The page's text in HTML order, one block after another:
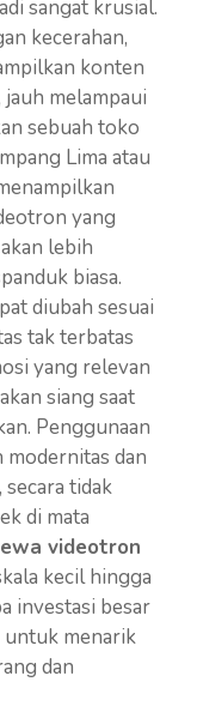
sangat krusial.
kecerahan,
konten
melampaui
sebuah toko
Lima atau
yang
lebih
biasa.
diubah sesuai
tak terbatas
yang relevan
siang saat
Penggunaan
dan
tidak
di mata
videotron
kecil hingga
investasi besar
untuk menarik
dan